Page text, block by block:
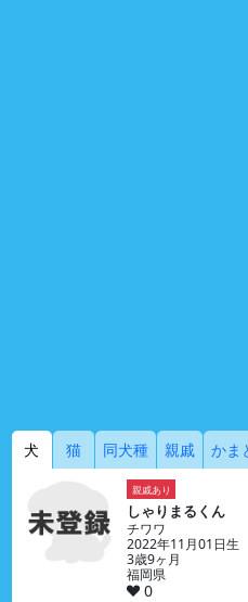
犬 猫 同犬種 親戚 かま
親戚あり
しゃりまるくん
チワワ
2022年11月01日生
3歳9ヶ月
福岡県
0